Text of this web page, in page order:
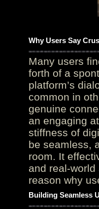
Why Users Say
Many users
forth of a
platform’s
common in
genuine
an engaging
stiffness of
be seamless,
room. It
and real-
reason why
Building Seamless